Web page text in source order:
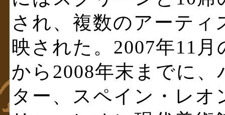
され、複数のアーテ
映された。2007年11月
から2008年末までに
ター、スペイン・レオ